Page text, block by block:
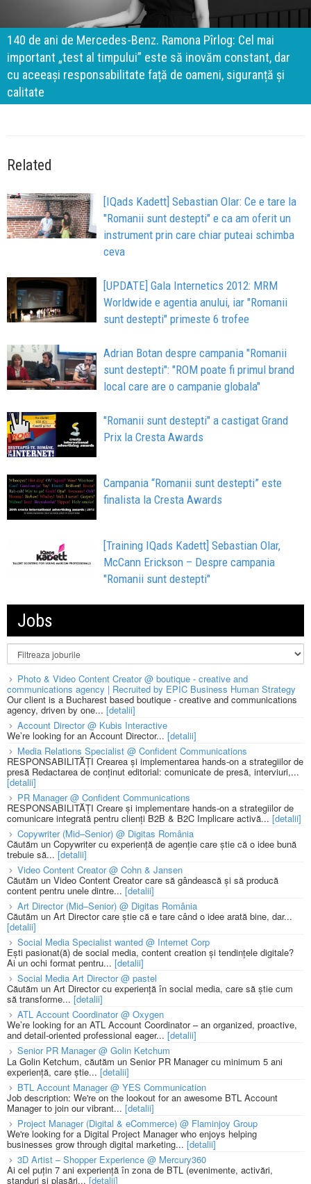
140 de ani de Mercedes-Benz. Ramona Pîrlog: Cel mai
important „test al timpului” este să inovăm constant, dar
cu aceeași responsabilitate față de oameni, siguranță și
calitate
Related
[IQads Kadett] Sebastian Olar: Ce e tare la
"Romanii sunt destepti" e ca am oferit un
instrument prin care chiar puteai schimba
ceva
[UPDATE] Gala Internetics 2012: MRM
Worldwide e agentia anului, iar "Romanii
sunt destepti" primeste 6 trofee
Adrian Botan despre campania "Romanii
sunt destepti": "ROM poate fi primul brand
local care are o campanie globala"
"Romanii sunt destepti" a castigat Grand
Prix la Cresta Awards
Campania “Romanii sunt destepti” este
finalista la Cresta Awards
[Training IQads Kadett] Sebastian Olar,
McCann Erickson – Despre campania
"Romanii sunt destepti"
Jobs
Photo & Video Content Creator @ boutique - creative and
communications agency | Recruited by EPIC Business Human Strategy
Our client is a Bucharest based boutique - creative and communications
agency, driven by one... [detalii]
Account Director @ Kubis Interactive
We’re looking for an Account Director... [detalii]
Media Relations Specialist @ Confident Communications
RESPONSABILITĂȚI Crearea și implementarea hands-on a strategiilor de
presă Redactarea de conținut editorial: comunicate de presă, interviuri,...
[detalii]
PR Manager @ Confident Communications
RESPONSABILITĂȚI Creare și implementare hands-on a strategiilor de
comunicare integrată pentru clienți B2B & B2C Implicare activă... [detalii]
Copywriter (Mid–Senior) @ Digitas România
Căutăm un Copywriter cu experiență de agenție care știe că o idee bună
trebuie să... [detalii]
Video Content Creator @ Cohn & Jansen
Căutăm un Video Content Creator care să gândească și să producă
content pentru unele dintre... [detalii]
Art Director (Mid–Senior) @ Digitas România
Căutăm un Art Director care știe că e tare când o idee arată bine, dar...
[detalii]
Social Media Specialist wanted @ Internet Corp
Ești pasionat(ă) de social media, content creation și tendințele digitale?
Ai un ochi format pentru... [detalii]
Social Media Art Director @ pastel
Căutăm un Art Director cu experiență în social media, care să știe cum
să transforme... [detalii]
ATL Account Coordinator @ Oxygen
We’re looking for an ATL Account Coordinator – an organized, proactive,
and detail-oriented professional eager... [detalii]
Senior PR Manager @ Golin Ketchum
La Golin Ketchum, căutăm un Senior PR Manager cu minimum 5 ani
experiență, care știe... [detalii]
BTL Account Manager @ YES Communication
Job description: We're on the lookout for an awesome BTL Account
Manager to join our vibrant... [detalii]
Project Manager (Digital & eCommerce) @ Flaminjoy Group
We're looking for a Digital Project Manager who enjoys helping
businesses grow through digital marketing... [detalii]
3D Artist – Shopper Experience @ Mercury360
Ai cel puțin 7 ani experiență în zona de BTL (evenimente, activări,
standuri și plasări...[detalii]